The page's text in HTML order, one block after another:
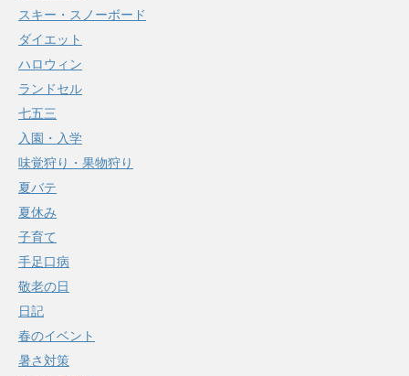
スキー・スノーボード
ダイエット
ハロウィン
ランドセル
七五三
入園・入学
味覚狩り・果物狩り
夏バテ
夏休み
子育て
手足口病
敬老の日
日記
春のイベント
暑さ対策